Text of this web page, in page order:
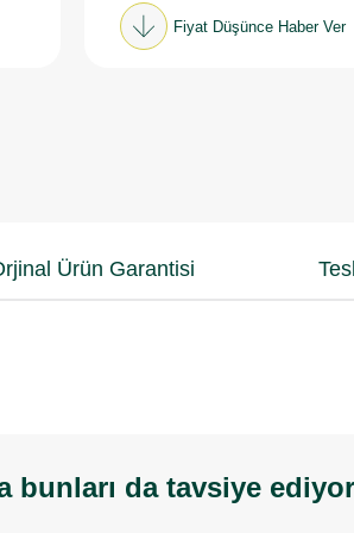
Fiyat Düşünce Haber Ver
Ürün Garantisi
bunları da tavsiye